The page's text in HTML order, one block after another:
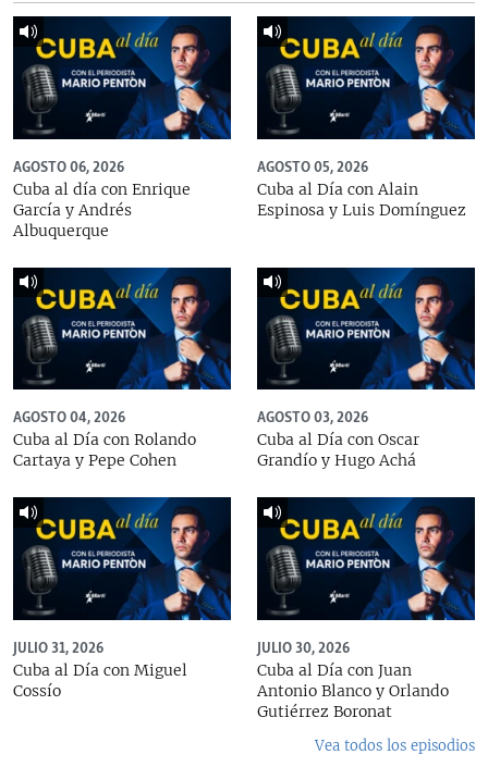
AGOSTO 06, 2026
Cuba al día con Enrique
García y Andrés
Albuquerque
AGOSTO 05, 2026
Cuba al Día con Alain
Espinosa y Luis Domínguez
AGOSTO 04, 2026
Cuba al Día con Rolando
Cartaya y Pepe Cohen
AGOSTO 03, 2026
Cuba al Día con Oscar
Grandío y Hugo Achá
JULIO 31, 2026
Cuba al Día con Miguel
Cossío
JULIO 30, 2026
Cuba al Día con Juan
Antonio Blanco y Orlando
Gutiérrez Boronat
Vea todos los episodios